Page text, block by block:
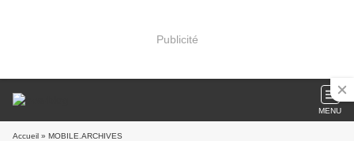
Publicité
MENU
Accueil » MOBILE.ARCHIVES